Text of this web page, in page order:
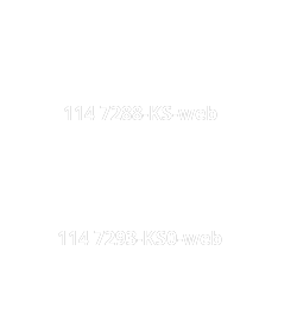
114 7288-KS-web
114 7293-KS0-web